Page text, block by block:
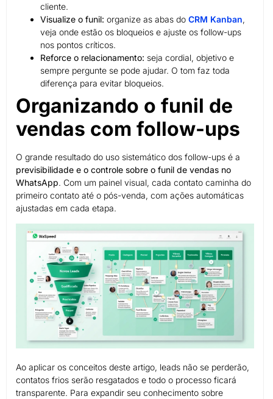
cliente.
Visualize o funil: organize as abas do CRM Kanban,
veja onde estão os bloqueios e ajuste os follow-ups
nos pontos críticos.
Reforce o relacionamento: seja cordial, objetivo e
sempre pergunte se pode ajudar. O tom faz toda
diferença para evitar bloqueios.
Organizando o funil de
vendas com follow-ups
O grande resultado do uso sistemático dos follow-ups é a
previsibilidade e o controle sobre o funil de vendas no
WhatsApp. Com um painel visual, cada contato caminha do
primeiro contato até o pós-venda, com ações automáticas
ajustadas em cada etapa.
Ao aplicar os conceitos deste artigo, leads não se perderão,
contatos frios serão resgatados e todo o processo ficará
transparente. Para expandir seu conhecimento sobre